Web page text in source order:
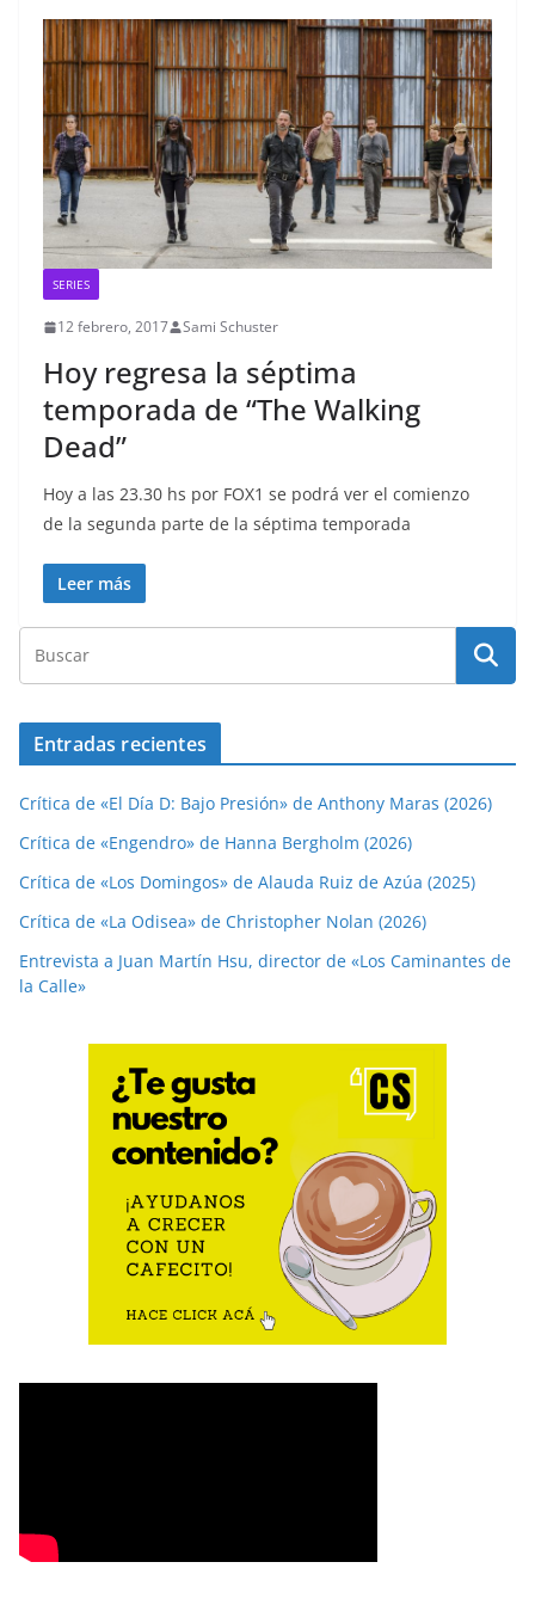
SERIES
12 febrero, 2017 Sami Schuster
Hoy regresa la séptima
temporada de “The Walking
Dead”
Hoy a las 23.30 hs por FOX1 se podrá ver el comienzo
de la segunda parte de la séptima temporada
Leer más
Entradas recientes
Crítica de «El Día D: Bajo Presión» de Anthony Maras (2026)
Crítica de «Engendro» de Hanna Bergholm (2026)
Crítica de «Los Domingos» de Alauda Ruiz de Azúa (2025)
Crítica de «La Odisea» de Christopher Nolan (2026)
Entrevista a Juan Martín Hsu, director de «Los Caminantes de
la Calle»